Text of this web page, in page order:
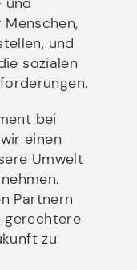
und
sozialen
bei
einen
Umwelt
Partnern
gerechtere
zu